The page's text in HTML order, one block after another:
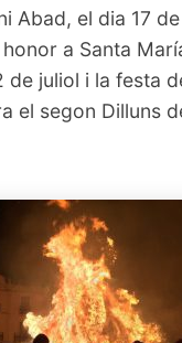
Abad, el dia 17
a Santa
juliol i la festa
el segon Dilluns